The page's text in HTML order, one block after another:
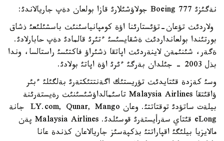
نةگئزئ Boeing 777 جولاؤشئلارئ قازا بولعان دةپ جاريالاندئ:
ولاردئث تؤعان-تؤئستارئنا اؤة كومپانياسئنئث باسشئلئعئ ذشاق
بورتئندا بولعانداردئث ةشقايسئسئ ءتئرئ قالمادئ دةپ حابارلادئ.
ةگةر، شئنئمةن لاينةردئث اپاتقا ذشئراؤ فاكتئسئ راستالسا، وندا
بذل 2003 - جئلدان بةرگئ ءئرئ اؤة اپاتئ بولادئ.
وسئ كةزدة قئتايدئث تؤريستئك اگةنتتئكتةرئ بةلگئلئ ءبئر
ؤاقئتقا Malaysia Airlines تاسئمالداؤشئسئنئث رةيستةرئنة
بيلةت ساتؤدئ توقتاتتئ. وعان LY.com, Qunar, Mango جانة
eLong قئتاي سةرأيستةرئ قوسئلدئ. Malaysia Airlines پةن
مالايزيا بيلئگئ اقپاراتتئ بذكپةسئز جاريالاعان كذندة عانا